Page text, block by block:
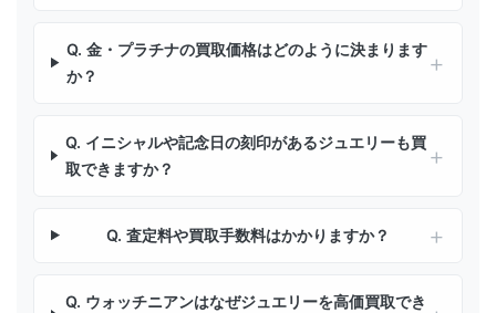
Q. 金・プラチナの買取価格はどのように決まります
か？
Q. イニシャルや記念日の刻印があるジュエリーも買
取できますか？
Q. 査定料や買取手数料はかかりますか？
Q. ウォッチニアンはなぜジュエリーを高価買取でき